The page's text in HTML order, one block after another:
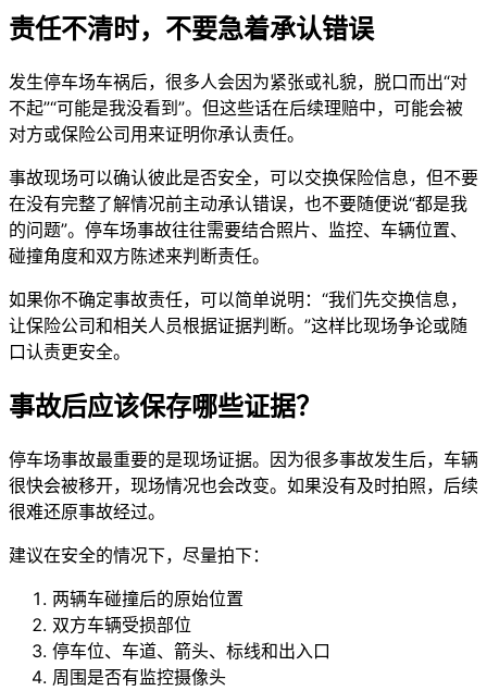
责任不清时，不要急着承认错误
发生停车场车祸后，很多人会因为紧张或礼貌，脱口而出“对
不起”“可能是我没看到”。但这些话在后续理赔中，可能会被
对方或保险公司用来证明你承认责任。
事故现场可以确认彼此是否安全，可以交换保险信息，但不要
在没有完整了解情况前主动承认错误，也不要随便说“都是我
的问题”。停车场事故往往需要结合照片、监控、车辆位置、
碰撞角度和双方陈述来判断责任。
如果你不确定事故责任，可以简单说明：“我们先交换信息，
让保险公司和相关人员根据证据判断。”这样比现场争论或随
口认责更安全。
事故后应该保存哪些证据？
停车场事故最重要的是现场证据。因为很多事故发生后，车辆
很快会被移开，现场情况也会改变。如果没有及时拍照，后续
很难还原事故经过。
建议在安全的情况下，尽量拍下：
两辆车碰撞后的原始位置
双方车辆受损部位
停车位、车道、箭头、标线和出入口
周围是否有监控摄像头